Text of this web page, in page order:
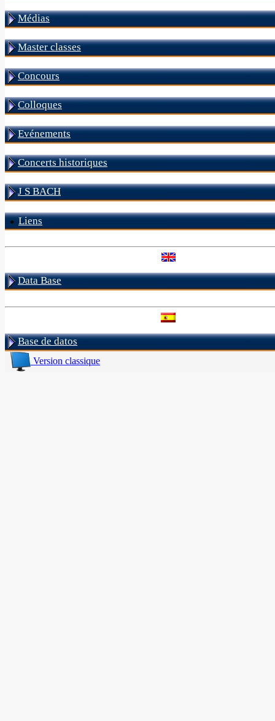
Médias
Master classes
Concours
Colloques
Evénements
Concerts historiques
J S BACH
Liens
Data Base
Base de datos
Version classique